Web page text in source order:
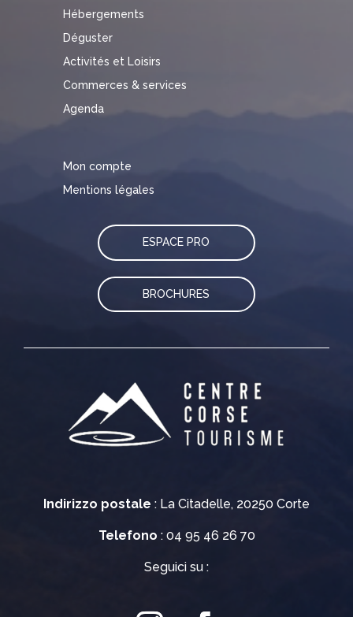
Indirizzo postale : La Citadelle, 20250 Corte
Telefono : 04 95 46 26 70
Seguici su :
Hébergements
Déguster
Activités et Loisirs
Commerces & services
Agenda
Mon compte
Mentions légales
ESPACE PRO
BROCHURES